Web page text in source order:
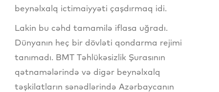
beynəlxalq ictimaiyyəti çaşdırmaq idi.
Lakin bu cəhd tamamilə iflasa uğradı.
Dünyanın heç bir dövləti qondarma rejimi
tanımadı. BMT Təhlükəsizlik Şurasının
qətnamələrində və digər beynəlxalq
təşkilatların sənədlərində Azərbaycanın